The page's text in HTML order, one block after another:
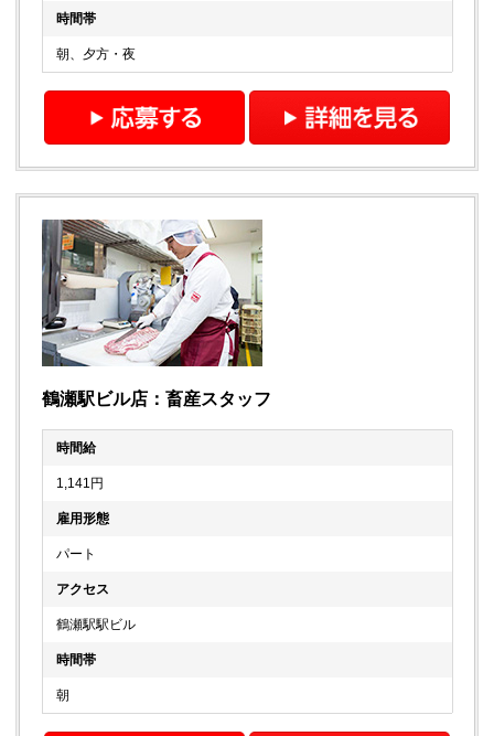
時間帯
朝、夕方・夜
鶴瀬駅ビル店：畜産スタッフ
時間給
1,141円
雇用形態
パート
アクセス
鶴瀬駅駅ビル
時間帯
朝